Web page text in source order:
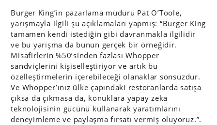
Burger King’in pazarlama müdürü Pat O’Toole,
yarışmayla ilgili şu açıklamaları yapmış: “Burger King
tamamen kendi istediğin gibi davranmakla ilgilidir
ve bu yarışma da bunun gerçek bir örneğidir.
Misafirlerin %50’sinden fazlası Whopper
sandviçlerini kişiselleştiriyor ve artık bu
özelleştirmelerin içerebileceği olanaklar sonsuzdur.
Ve Whopper’ınız ülke çapındaki restoranlarda satışa
çıksa da çıkmasa da, konuklara yapay zeka
teknolojisinin gücünü kullanarak yaratımlarını
deneyimleme ve paylaşma fırsatı vermiş oluyoruz.”.